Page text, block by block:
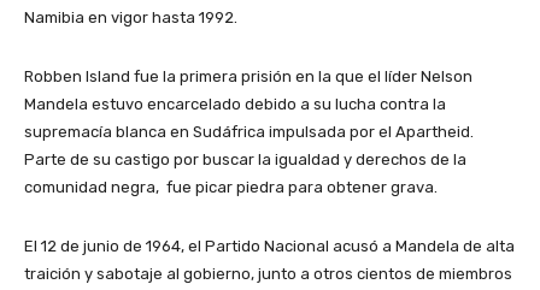
Namibia​ en vigor hasta 1992.
Robben Island fue la primera prisión en la que el líder Nelson
Mandela estuvo encarcelado debido a su lucha contra la
supremacía blanca en Sudáfrica impulsada por el Apartheid.
Parte de su castigo por buscar la igualdad y derechos de la
comunidad negra, fue picar piedra para obtener grava.
El 12 de junio de 1964, el Partido Nacional acusó a Mandela de alta
traición y sabotaje al gobierno, junto a otros cientos de miembros